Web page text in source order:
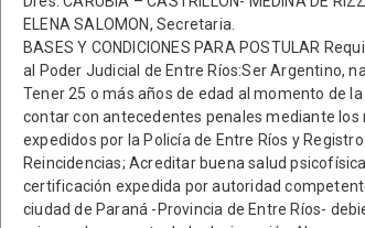
ELENA SALOMON, Secretaria.
BASES Y CONDICIONES PARA POSTULAR
al Poder Judicial de Entre Ríos:Ser Argentino,
Tener 25 o más años de edad al momento de
contar con antecedentes penales mediante
expedidos por la Policía de Entre Ríos y
Reincidencias; Acreditar buena salud
certificación expedida por autoridad
ciudad de Paraná -Provincia de Entre Ríos-